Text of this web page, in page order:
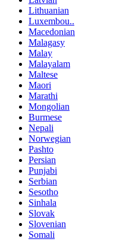
Lithuanian
Luxembou..
Macedonian
Malagasy
Malay
Malayalam
Maltese
Maori
Marathi
Mongolian
Burmese
Nepali
Norwegian
Pashto
Persian
Punjabi
Serbian
Sesotho
Sinhala
Slovak
Slovenian
Somali